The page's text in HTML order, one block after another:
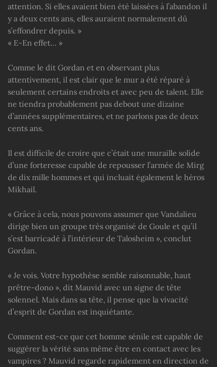
attention. Si elles avaient bien été laissées à l’abandon il
y a deux cents ans, elles auraient normalement dû
s’effondrer depuis. »
« E-En effet… »
Comme le dit Gordan et en observant plus
attentivement, il est clair que le mur a été réparé à
seulement certains endroits et avec peu de talent. Elle
ne tiendra probablement pas debout une dizaine
d’années supplémentaires, et ne parlons pas de deux
cents ans.
Il est difficile de croire que c’était une muraille solide
d’une forteresse capable de repousser l’armée de Mirg
de dix mille hommes et qui incluait également le héros
Mikhail.
« Grâce à cela, nous pouvons assumer que Vandalieu
dirige bien un groupe très organisé de Goule et qu’il
s’est barricadé à l’intérieur de Talosheim », conclut
Gordan.
« Je vois. Votre hypothèse semble raisonnable, haut
prêtre-dono », dit Mauvid avec un signe de tête
solennel. Mais dans sa tête, il pense que la vivacité
d’esprit de Gordan est inquiétante.
Comment est-ce que cet homme sénile est capable de
suggérer la vérité sans même être en contact avec les
vampires ? Mauvid regarde rapidement en direction de